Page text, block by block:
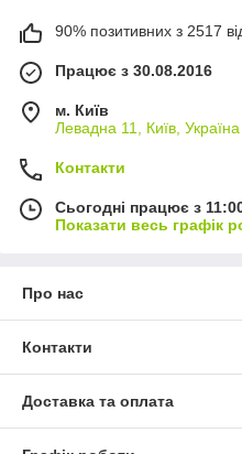
90% позитивних з 2517
Працює з 30.08.2016
м. Київ
Левадна 11, Київ, Україна
Контакти
Сьогодні працює з
Показати весь графік
Про нас
Контакти
Доставка та оплата